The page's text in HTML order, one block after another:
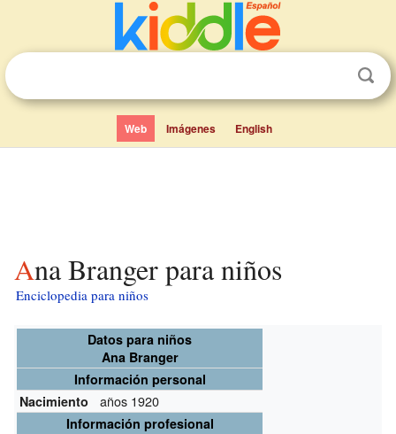
Web Imágenes English
Ana Branger para niños
Enciclopedia para niños
Datos para niños
Ana Branger
Información personal
Nacimiento
años 1920
Información profesional